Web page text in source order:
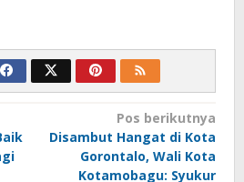
Pos berikutnya
Disambut Hangat di Kota
Gorontalo, Wali Kota
Kotamobagu: Syukur